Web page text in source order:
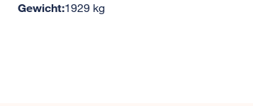
Gewicht:1929 kg